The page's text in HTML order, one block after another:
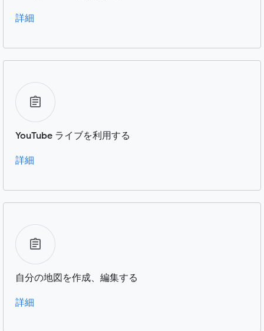
詳細
YouTube ライブを利用する
詳細
自分の地図を作成、編集する
詳細